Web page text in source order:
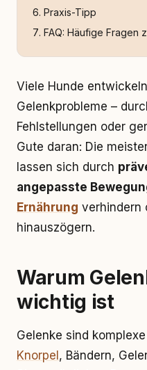
Praxis-Tipp
FAQ: Häufige Fragen
Viele Hunde
Gelenkprobleme –
Fehlstellungen oder
Gute daran: Die
lassen sich durch
angepasste
Ernährung verhindern
hinauszögern.
Warum
wichtig ist
Gelenke sind
Knorpel , Bändern,